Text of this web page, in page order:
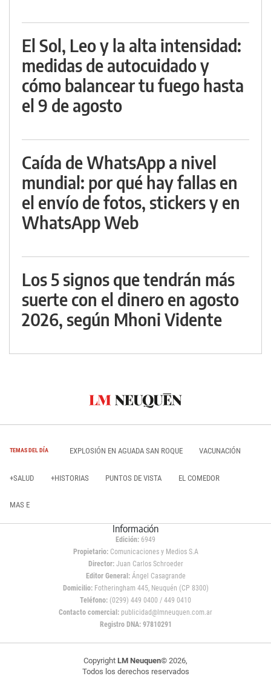
El Sol, Leo y la alta intensidad:
medidas de autocuidado y
cómo balancear tu fuego hasta
el 9 de agosto
Caída de WhatsApp a nivel
mundial: por qué hay fallas en
el envío de fotos, stickers y en
WhatsApp Web
Los 5 signos que tendrán más
suerte con el dinero en agosto
2026, según Mhoni Vidente
TEMAS DEL DÍA EXPLOSIÓN EN AGUADA SAN ROQUE VACUNACIÓN
+SALUD +HISTORIAS PUNTOS DE VISTA EL COMEDOR
MAS E
Información
Edición: 6949
Propietario:Comunicaciones y Medios S.A
Director: Juan Carlos Schroeder
Editor General:Ángel Casagrande
Domicilio:Fotheringham 445, Neuquén (CP 8300)
Teléfono: (0299) 449 0400 / 449 0410
Contacto comercial: publicidad@lmneuquen.com.ar
Registro DNA: 97810291
Copyright LM Neuquen© 2026,
Todos los derechos reservados